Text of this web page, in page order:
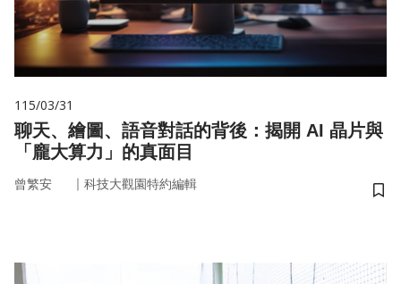
115/03/31
聊天、繪圖、語音對話的背後：揭開 AI 晶片與
「龐大算力」的真面目
曾繁安 ｜ 科技大觀園特約編輯
儲